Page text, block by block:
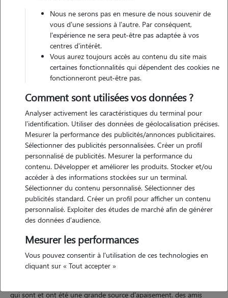
Motivation
j'ai toujours aimer les animaux, ayant grandi en campagne avec mes
deux chats. maintenant que je suis étudiante, sans animaux chez moi,
j'aimerais pouvoir passer du temps avec d'autres animaux,
notamment car j'adore me promener dans des parcs comme le parc
de la tête d'or.
Expérience
qui sont et ont été une grande source d'apaisement. des amis
Nous ne serons pas en mesure de nous souvenir de
vous d'une sessions à l'autre. Par conséquent,
l'expérience ne sera peut-être pas adaptée à vos
centres d'intérêt.
Vous aurez toujours accès au contenu du site mais
certaines fonctionnalités qui dépendent des cookies ne
fonctionneront peut-être pas.
Comment sont utilisées vos données ?
Analyser activement les caractéristiques du terminal pour
l'identification. Utiliser des données de géolocalisation précises.
Mesurer la performance des publicités/annonces publicitaires.
Sélectionner des publicités personnalisées. Créer un profil
personnalisé de publicités. Mesurer la performance du
contenu. Développer et améliorer les produits. Stocker et/ou
accéder à des informations stockées sur un terminal.
Sélectionner du contenu personnalisé. Sélectionner des
publicités standard. Créer un profil pour afficher un contenu
personnalisé. Exploiter des études de marché afin de générer
des données d'audience.
Mesurer les performances
Vous pouvez consentir à l'utilisation de ces technologies en
cliquant sur « Tout accepter »